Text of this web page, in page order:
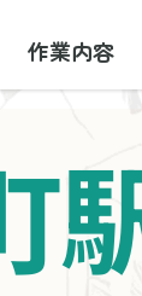
作業内容